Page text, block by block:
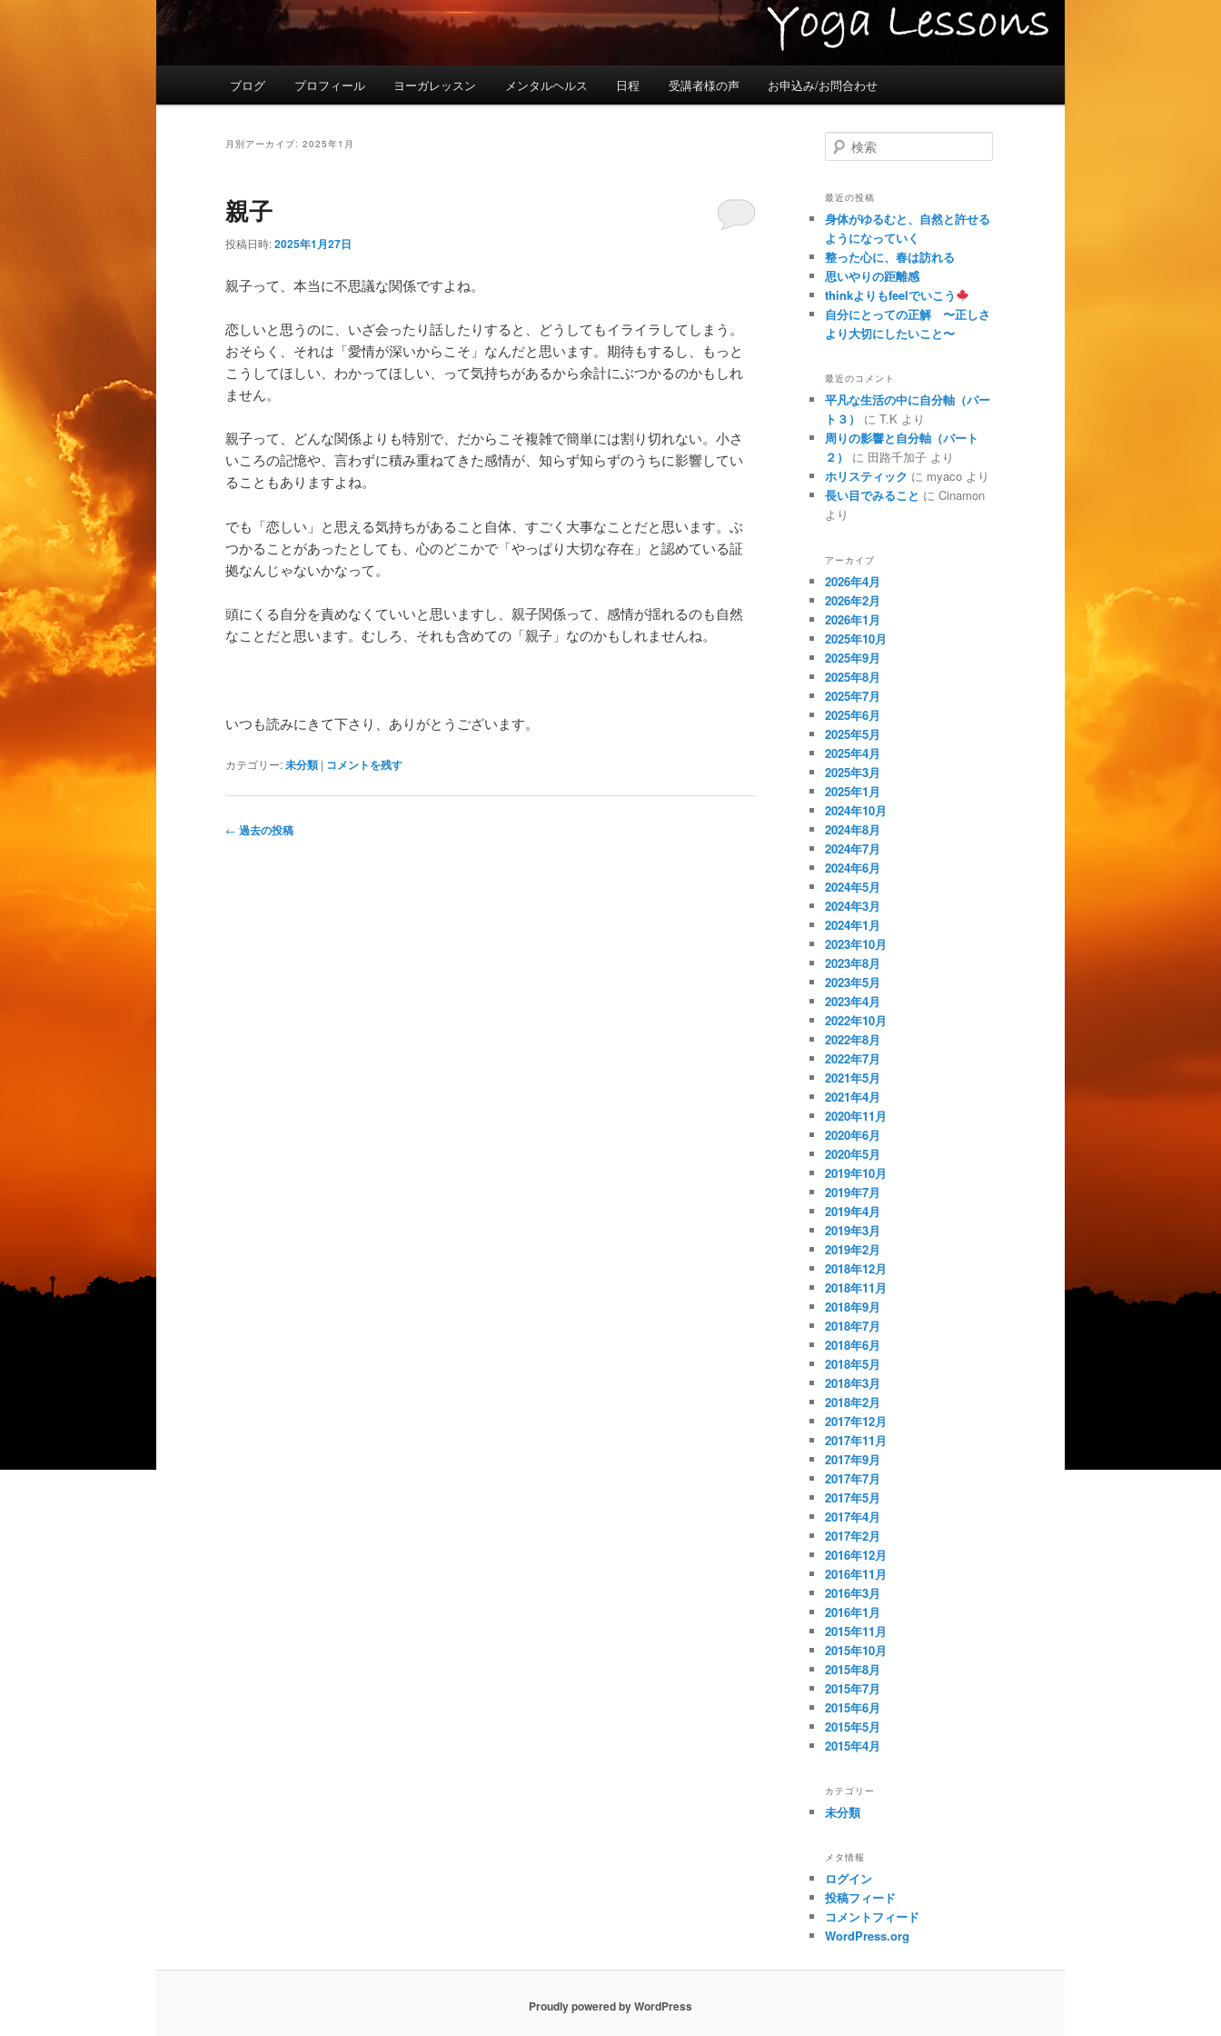
ブログ プロフィール ヨーガレッスン メンタルヘルス 日程 受講者様の声 お申込み/お問合わせ
月別アーカイブ: 2025年1月
親子
投稿日時:2025年1月27日
親子って、本当に不思議な関係ですよね。
恋しいと思うのに、いざ会ったり話したりすると、 どうしてもイライラしてしまう。
おそらく、それは「愛情が深いからこそ」なんだと思います。期待もするし、
もっと
こうしてほしい、わかってほしい、 って気持ちがあるから余計にぶつかるのかもしれ
ません。
親子って、どんな関係よりも特別で、 だからこそ複雑で簡単には割り切れない。小さ
いころの記憶や、 言わずに積み重ねてきた感情が、 知らず知らずのうちに影響してい
ることもありますよね。
でも「恋しい」と思える気持ちがあること自体、 すごく大事なことだと思います。ぶ
つかることがあったとしても、 心のどこかで「やっぱり大切な存在」 と認めている証
拠なんじゃないかなって。
頭にくる自分を責めなくていいと思いますし、親子関係って、 感情が揺れるのも自然
なことだと思います。むしろ、 それも含めての「親子」なのかもしれませんね。
いつも読みにきて下さり、ありがとうございます。
カテゴリー:未分類 | コメントを残す
投
← 過去の投稿
検
索
最近の投稿
身体がゆるむと、自然と許せる
ようになっていく
整った心に、春は訪れる
思いやりの距離感
thinkよりもfeelでいこう
自分にとっての正解 〜正しさ
より大切にしたいこと〜
最近のコメント
平凡な生活の中に自分軸（パー
ト３）
に T.K より
周りの影響と自分軸（パート
２）
に 田路千加子 より
ホリスティック に myaco より
長い目でみること に Cinamon
より
アーカイブ
2026年4月
2026年2月
2026年1月
2025年10月
2025年9月
2025年8月
2025年7月
2025年6月
2025年5月
2025年4月
2025年3月
2025年1月
2024年10月
2024年8月
2024年7月
2024年6月
2024年5月
2024年3月
2024年1月
2023年10月
2023年8月
2023年5月
2023年4月
2022年10月
2022年8月
2022年7月
2021年5月
2021年4月
2020年11月
2020年6月
2020年5月
2019年10月
2019年7月
2019年4月
2019年3月
2019年2月
2018年12月
2018年11月
2018年9月
2018年7月
2018年6月
2018年5月
2018年3月
2018年2月
2017年12月
2017年11月
2017年9月
2017年7月
2017年5月
2017年4月
2017年2月
2016年12月
2016年11月
2016年3月
2016年1月
2015年11月
2015年10月
2015年8月
2015年7月
2015年6月
2015年5月
2015年4月
カテゴリー
未分類
メタ情報
ログイン
投稿フィード
コメントフィード
WordPress.org
Proudly powered by WordPress